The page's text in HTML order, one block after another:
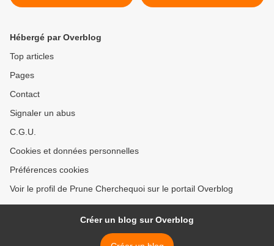
: mi-figue mi raisin ...
Ganesh >
Hébergé par Overblog
Top articles
Pages
Contact
Signaler un abus
C.G.U.
Cookies et données personnelles
Préférences cookies
Voir le profil de Prune Cherchequoi sur le portail Overblog
Créer un blog sur Overblog